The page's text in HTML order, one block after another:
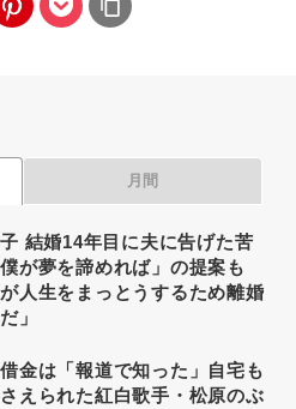
月間
結婚14年目に夫に告げた苦
が夢を諦めれば」の提案も
が人生をまっとうするため離婚
」
金は「報道で知った」自宅も
えられた紅白歌手・松原のぶ